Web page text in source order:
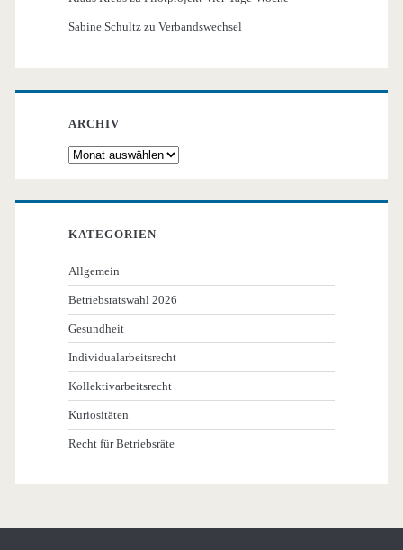
Sabine Schultz zuVerbandswechsel
ARCHIV
Archiv
KATEGORIEN
Allgemein
Betriebsratswahl 2026
Gesundheit
Individualarbeitsrecht
Kollektivarbeitsrecht
Kuriositäten
Recht für Betriebsräte